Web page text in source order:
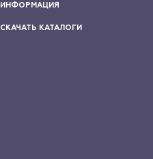
ИНФОРМАЦИЯ
СКАЧАТЬ КАТАЛОГИ